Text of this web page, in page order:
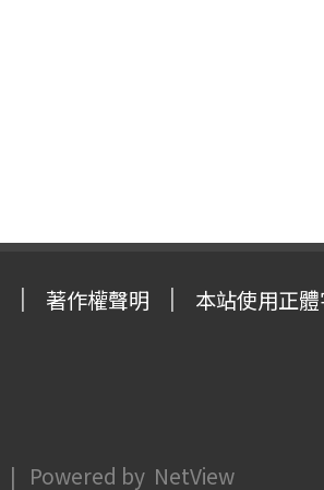
著作權聲明 本站使用正
| Powered by NetView